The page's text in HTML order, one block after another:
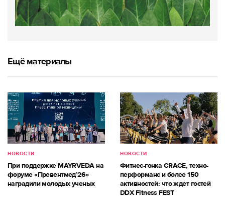
Ещё материалы
НОВОСТИ
При поддержке MAYRVEDA на
форуме «Превентмед’26»
наградили молодых ученых
НОВОСТИ
Фитнес-гонка CRACE, техно-
перформанс и более 150
активностей: что ждет гостей
DDX Fitness FEST